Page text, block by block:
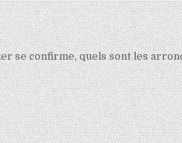
se confirme, quels sont les